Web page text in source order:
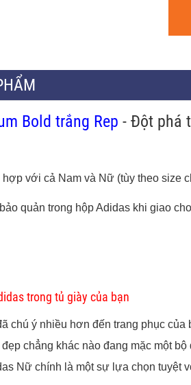
Bold trắng Rep - Đột phá
hợp với cả Nam và Nữ (tùy theo size
quản trong hộp Adidas khi giao
trong tủ giày của bạn
chú ý nhiều hơn đến trang phục
chẳng khác nào đang mặc một
Nữ chính là một sự lựa chọn tuyệt